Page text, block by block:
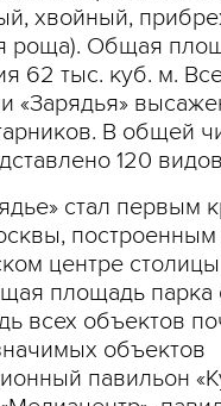
хвойный,
роща). Общая
62 тыс. куб. м.
«Зарядья»
В общей
120
стал первым
построенным
центре
площадь парка
всех объектов
объектов
павильон